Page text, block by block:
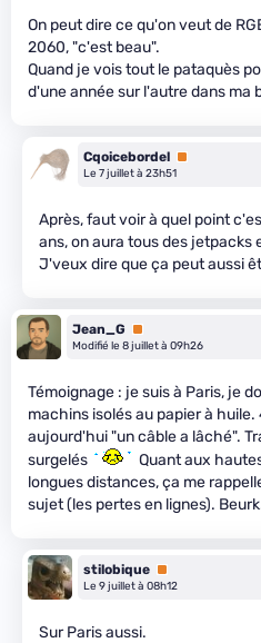
On peut dire ce qu'on veut de
2060, "c'est beau".
Quand je vois tout le pataquès
d'une année sur l'autre dans ma
Cqoicebordel Premium
Le 7 juillet à 23h51
Après, faut voir à quel point
ans, on aura tous des jetpacks
J'veux dire que ça peut aussi
Jean_G
Premium
Modifié le 8 juillet à 09h26
Témoignage : je suis à Paris, je
machins isolés au papier à
aujourd'hui "un câble a lâché".
surgelés
Quant aux
longues distances, ça me
sujet (les pertes en lignes).
stilobique Premium
Le 9 juillet à 08h12
Sur Paris aussi.